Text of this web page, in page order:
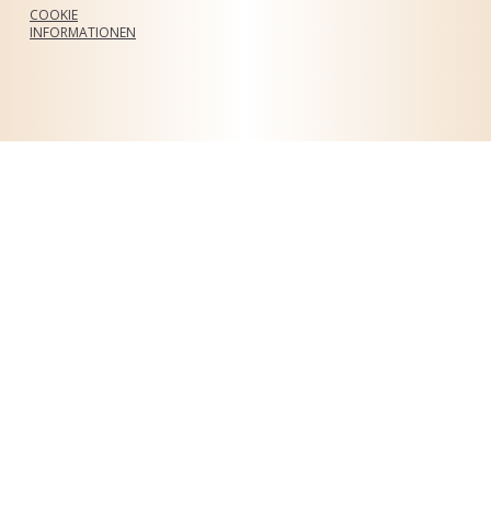
COOKIE
INFORMATIONEN